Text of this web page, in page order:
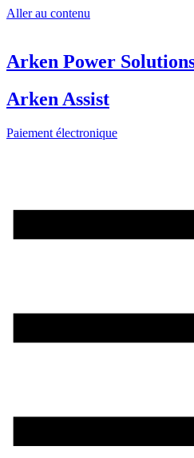
Aller au contenu
Arken Power
Arken Assist
Paiement électronique